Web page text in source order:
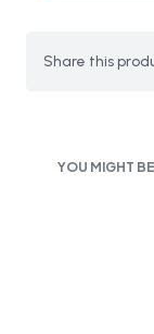
Share this
YOU MIGHT